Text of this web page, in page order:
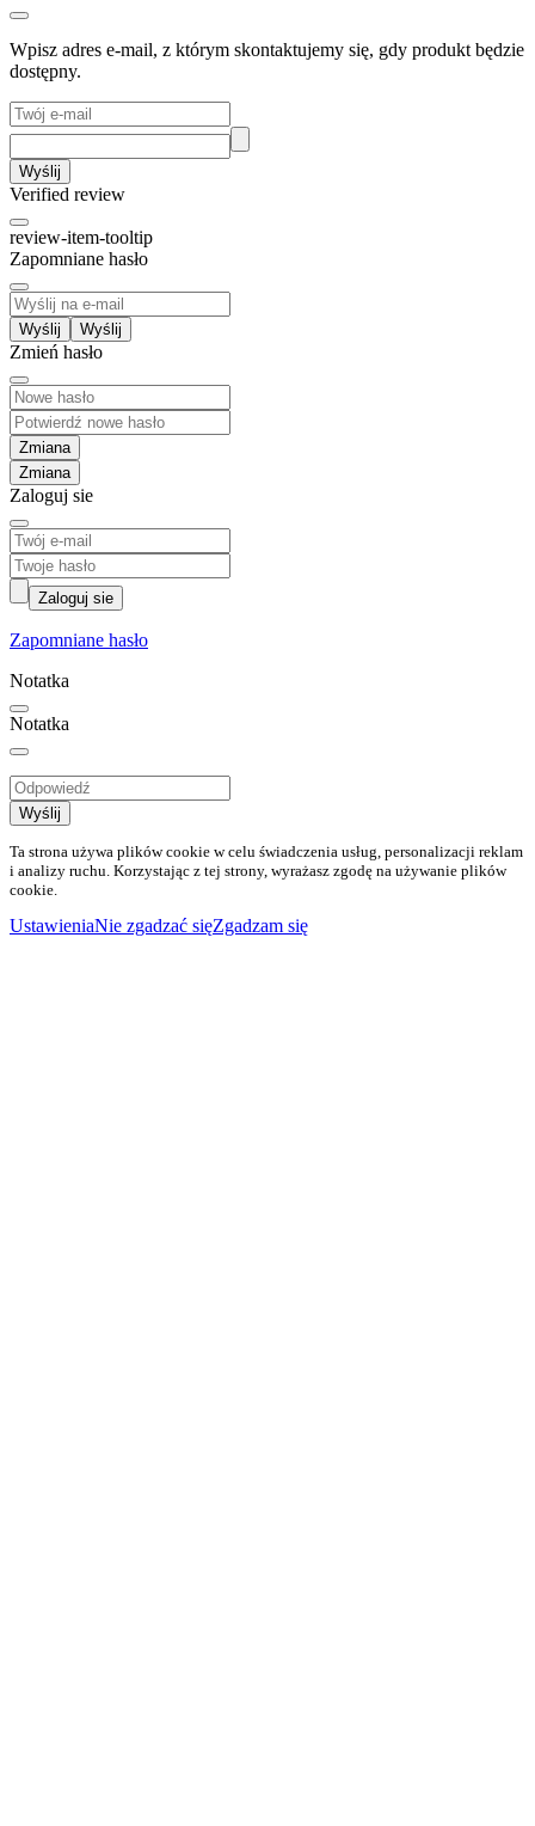
Wpisz adres e-mail, z którym skontaktujemy się, gdy produkt będzie
dostępny.
Wyślij
Verified review
review-item-tooltip
Zapomniane hasło
Wyślij
Zmień hasło
Zmiana
Zaloguj sie
Zaloguj sie
Zapomniane hasło
Notatka
Notatka
Wyślij
Ta strona używa plików cookie w celu świadczenia usług, personalizacji reklam
i analizy ruchu. Korzystając z tej strony, wyrażasz zgodę na używanie plików
cookie.
UstawieniaNie zgadzać sięZgadzam się